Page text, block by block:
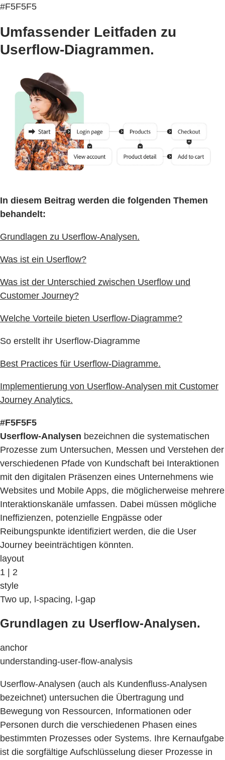
#F5F5F5
Umfassender Leitfaden zu
Userflow-Diagrammen.
In diesem Beitrag werden die folgenden Themen
behandelt:
Grundlagen zu Userflow-Analysen.
Was ist ein Userflow?
Was ist der Unterschied zwischen Userflow und
Customer Journey?
Welche Vorteile bieten Userflow-Diagramme?
So erstellt ihr Userflow-Diagramme
Best Practices für Userflow-Diagramme.
Implementierung von Userflow-Analysen mit Customer
Journey Analytics.
#F5F5F5
Userflow-Analysen bezeichnen die systematischen
Prozesse zum Untersuchen, Messen und Verstehen der
verschiedenen Pfade von Kundschaft bei Interaktionen
mit den digitalen Präsenzen eines Unternehmens wie
Websites und Mobile Apps, die möglicherweise mehrere
Interaktionskanäle umfassen. Dabei müssen mögliche
Ineffizienzen, potenzielle Engpässe oder
Reibungspunkte identifiziert werden, die die User
Journey beeinträchtigen könnten.
layout
1 | 2
style
Two up, l-spacing, l-gap
Grundlagen zu Userflow-Analysen.
anchor
understanding-user-flow-analysis
Userflow-Analysen (auch als Kundenfluss-Analysen
bezeichnet) untersuchen die Übertragung und
Bewegung von Ressourcen, Informationen oder
Personen durch die verschiedenen Phasen eines
bestimmten Prozesses oder Systems. Ihre Kernaufgabe
ist die sorgfältige Aufschlüsselung dieser Prozesse in